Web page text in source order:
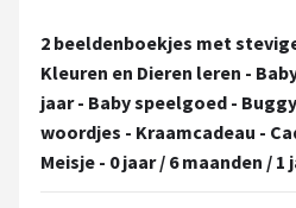
FRIGG
Meyco
Stokke
2 beeldenboekjes met
Kleuren en Dieren leren -
jaar - Baby speelgoed -
woordjes - Kraamcadeau -
Meisje - 0 jaar / 6 maanden / 1